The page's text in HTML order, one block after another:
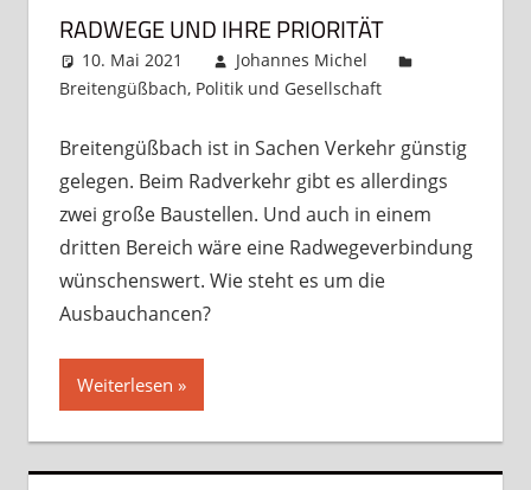
RADWEGE UND IHRE PRIORITÄT
10. Mai 2021
Johannes Michel
Breitengüßbach, Politik und Gesellschaft
hinterlassen
Breitengüßbach ist in Sachen Verkehr günstig
gelegen. Beim Radverkehr gibt es allerdings
zwei große Baustellen. Und auch in einem
dritten Bereich wäre eine Radwegeverbindung
wünschenswert. Wie steht es um die
Ausbauchancen?
Weiterlesen